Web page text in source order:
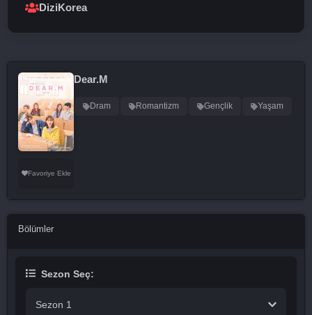
DiziKorea
Favoriye Ekle
Dear.M
Dram Romantizm Gençlik Yaşam
Bölümler
Sezon Seç:
Sezon 1